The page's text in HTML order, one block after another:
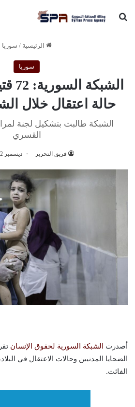
بحث عن
الرئيسية / سوريا
سوريا
حالة اعتقال خلال
الشبكة طالبت بتشكيل لجنة
القسري
فريق التحرير ديسمبر 2, 2023
أصدرت الشبكة السورية لحقوق الإنسان
الضحايا المدنيين وحالات الاعتقال في
الفائت.